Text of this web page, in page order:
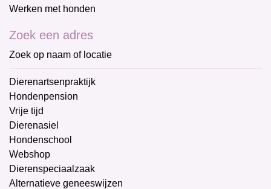
Werken met honden
Zoek een adres
Zoek op naam of locatie
Dierenartsenpraktijk
Hondenpension
Vrije tijd
Dierenasiel
Hondenschool
Webshop
Dierenspeciaalzaak
Alternatieve geneeswijzen